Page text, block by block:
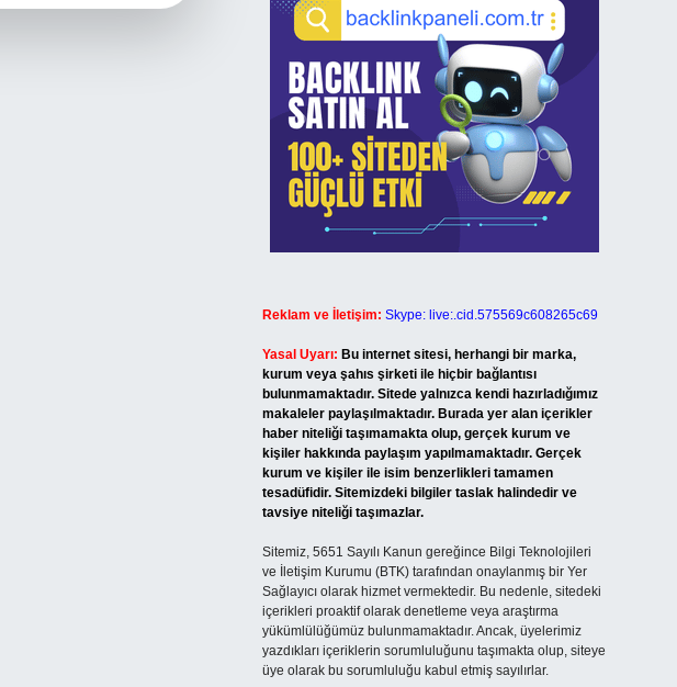
Reklam ve İletişim: Skype: live:.cid.575569c608265c69
Yasal Uyarı: Bu internet sitesi, herhangi bir marka,
kurum veya şahıs şirketi ile hiçbir bağlantısı
bulunmamaktadır. Sitede yalnızca kendi hazırladığımız
makaleler paylaşılmaktadır. Burada yer alan içerikler
haber niteliği taşımamakta olup, gerçek kurum ve
kişiler hakkında paylaşım yapılmamaktadır. Gerçek
kurum ve kişiler ile isim benzerlikleri tamamen
tesadüfidir. Sitemizdeki bilgiler taslak halindedir ve
tavsiye niteliği taşımazlar.
Sitemiz, 5651 Sayılı Kanun gereğince Bilgi Teknolojileri
ve İletişim Kurumu (BTK) tarafından onaylanmış bir Yer
Sağlayıcı olarak hizmet vermektedir. Bu nedenle, sitedeki
içerikleri proaktif olarak denetleme veya araştırma
yükümlülüğümüz bulunmamaktadır. Ancak, üyelerimiz
yazdıkları içeriklerin sorumluluğunu taşımakta olup, siteye
üye olarak bu sorumluluğu kabul etmiş sayılırlar.